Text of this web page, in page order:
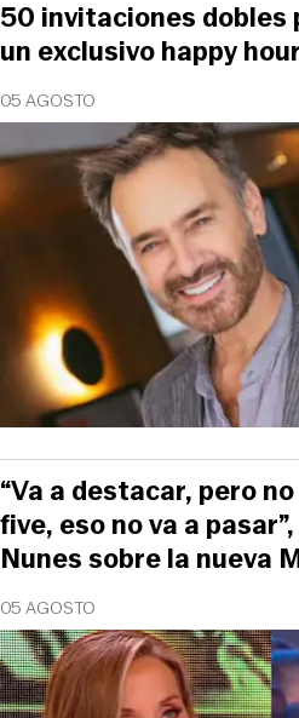
05 AGOSTO
50 invitaciones dobles
un exclusivo happy
05 AGOSTO
“Va a destacar, pero
five, eso no va a
Nunes sobre la nueva